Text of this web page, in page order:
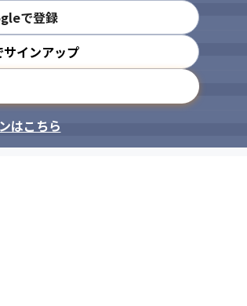
で登録
インアップ
はこちら